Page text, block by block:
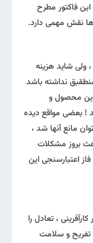
فاکتور مطرح
نقش مهمی دارد.
ولی شاید هزینه
نداشته باشد
این محصول و
! بعضی مواقع دیده
مانع آنها شد ،
بروز مشکلات
اعتبارسنجی این
، تعادل را
تفریح و سلامت